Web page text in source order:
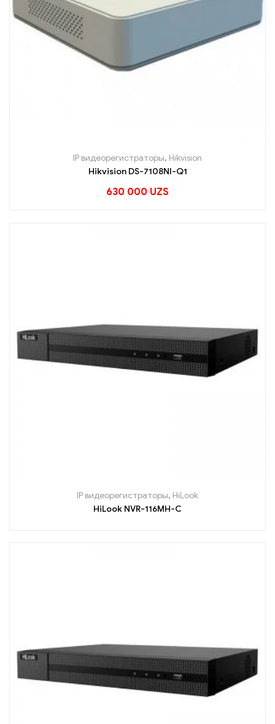
IP видеорегистраторы, Hikvision
Hikvision DS-7108NI-Q1
630 000 UZS
IP видеорегистраторы, HiLook
HiLook NVR-116MH-C